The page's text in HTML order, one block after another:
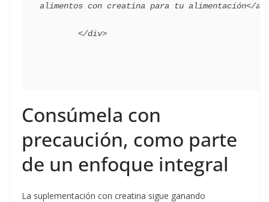
alimentos con creatina para tu alimentación</a>
Consúmela con
precaución, como parte
de un enfoque integral
La suplementación con creatina sigue ganando